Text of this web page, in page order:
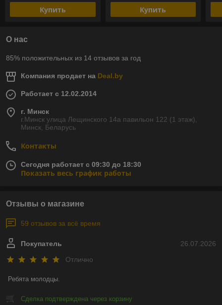
Купить Купить
О нас
85% положительных из 14 отзывов за год
Компания продает на Deal.by
Работает с 12.02.2014
г. Минск
г.Минск улица Лещинского 14а павильон 122 (1 этаж),
Минск, Беларусь
Контакты
Сегодня работает с 09:30 до 18:30
Показать весь график работы
Отзывы о магазине
59 отзывов за всё время
26.07.2026
Покупатель
Отлично
Ребята молодцы.
Сделка подтверждена через корзину